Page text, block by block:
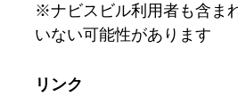
※ナビスビル利用者も含ま
いない可能性があります
リンク